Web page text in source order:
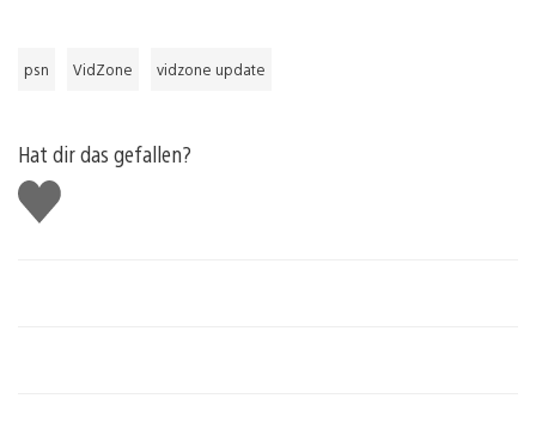
psn VidZone vidzone update
Hat dir das gefallen?
Gefällt
mir